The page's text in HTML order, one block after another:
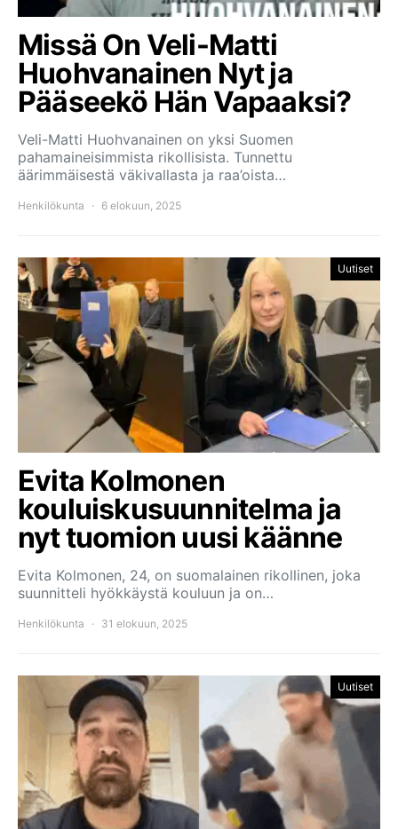
Missä On Veli-Matti
Huohvanainen Nyt ja
Pääseekö Hän Vapaaksi?
Veli-Matti Huohvanainen on yksi Suomen
pahamaineisimmista rikollisista. Tunnettu
äärimmäisestä väkivallasta ja raa’oista…
Henkilökunta 6 elokuun, 2025
Uutiset
Evita Kolmonen
kouluiskusuunnitelma ja
nyt tuomion uusi käänne
Evita Kolmonen, 24, on suomalainen rikollinen, joka
suunnitteli hyökkäystä kouluun ja on…
Henkilökunta 31 elokuun, 2025
Uutiset